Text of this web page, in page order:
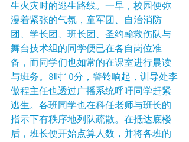
生火灾时的逃生路线。一早，校园便弥
漫着紧张的气氛，童军团、自治消防
团、学长团、班长团、圣约翰救伤队与
舞台技术组的同学便已在各自岗位准
备，而同学们也如常的在课室进行晨读
与班务。8时10分，警铃响起，训导处李
傲程主任也透过广播系统呼吁同学赶紧
逃生。各班同学也在科任老师与班长的
指示下有秩序地列队疏散。在抵达底楼
后，班长便开始点算人数，并将各班的